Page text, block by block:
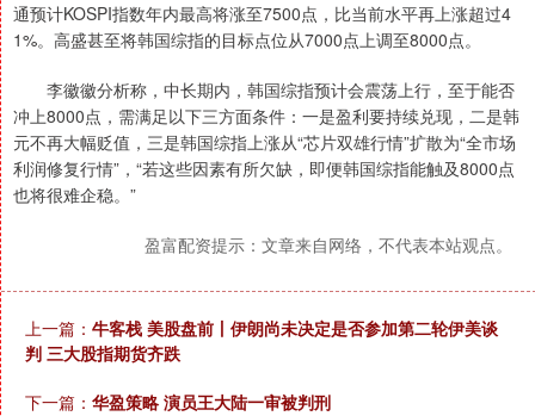
通预计KOSPI指数年内最高将涨至7500点，比当前水平再上涨超过4
1%。高盛甚至将韩国综指的目标点位从7000点上调至8000点。
李徽徽分析称，中长期内，韩国综指预计会震荡上行，至于能否
冲上8000点，需满足以下三方面条件：一是盈利要持续兑现，二是韩
元不再大幅贬值，三是韩国综指上涨从“芯片双雄行情”扩散为“全市场
利润修复行情”，“若这些因素有所欠缺，即便韩国综指能触及8000点
也将很难企稳。”
盈富配资提示：文章来自网络，不代表本站观点。
上一篇： 牛客栈 美股盘前丨伊朗尚未决定是否参加第二轮伊美谈
判 三大股指期货齐跌
下一篇： 华盈策略 演员王大陆一审被判刑